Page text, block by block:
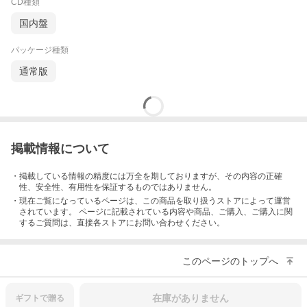
CD種類
国内盤
パッケージ種類
通常版
掲載情報について
・掲載している情報の精度には万全を期しておりますが、その内容の正確
性、安全性、有用性を保証するものではありません。
・現在ご覧になっているページは、この商品を取り扱うストアによって運営
されています。 ページに記載されている内容や商品、ご購入 、ご購入に関
するご質問は、直接各ストアにお問い合わせください。
このページのトップへ
ギフトで贈る 在庫がありません